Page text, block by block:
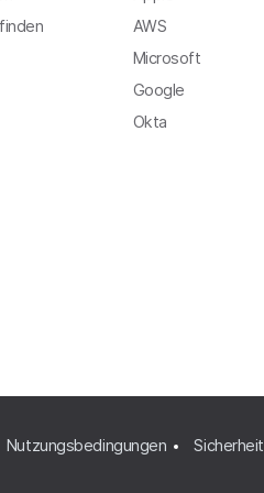
AWS
Microsoft
Google
Okta
Nutzungsbedingungen
Sicherheit